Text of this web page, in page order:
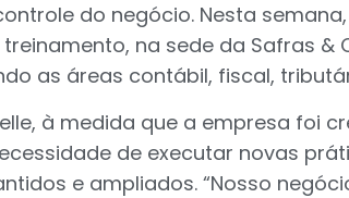
do negócio. Nesta
na sede da Safras &
as áreas contábil, fiscal,
à medida que a empresa foi
de executar novas
e ampliados. “Nosso